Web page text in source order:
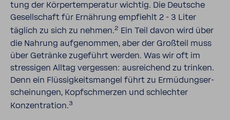
tung der Körper­tem­pe­ratur wichtig. Die Deut­sche
Gesell­schaft für Ernäh­rung empfiehlt 2 - 3 Liter
täglich zu sich zu nehmen.2 Ein Teil davon wird über
die Nahrung aufge­nommen, aber der Groß­teil muss
über Getränke zuge­führt werden. Was wir oft im
stres­sigen Alltag vergessen: ausrei­chend zu trinken.
Denn ein Flüs­sig­keits­mangel führt zu Ermü­dungs­er­
schei­nungen, Kopf­schmerzen und schlechter
Konzen­tra­tion.3